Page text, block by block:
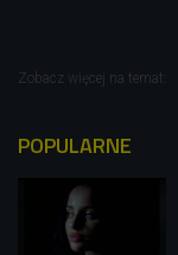
Zobacz więcej na temat:
POPULARNE